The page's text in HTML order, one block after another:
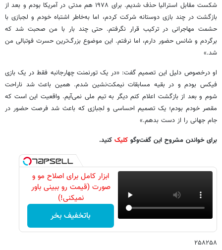
شکست مقابل استرالیا حذف شدیم. برای ۱۹۷۸ هم مدتی در آمریکا بودم و بعد از
بازگشت در چند بازی دوستانه شرکت کردم، اما به‌خاطر اشتباه خودم و لجبازی با
حشمت مهاجرانی در ترکیب قرار نگرفتم. حتی چند بار با من صحبت شد که
برگردم و شانس حضور دارم، اما نرفتم. این موضوع بزرگ‌ترین حسرت فوتبالی من
شد.»
او درخصوص دلیل این تصمیم گفت: «در یک تورنمنت چهارجانبه فقط در یک بازی
فیکس بودم و در بقیه مسابقات نیمکت‌نشین شدم. همین باعث شد ناراحت
شوم و بعد از بازگشت اعلام کنم دیگر به تیم ملی نمی‌آیم. واقعیت این است که
مقصر خودم بودم؛ یک تصمیم احساسی و لجبازی که باعث شد فرصت حضور در
جام جهانی را از دست بدهم.»
برای خواندن مشروح این گفت‌وگو کلیک کنید.
ابزار کامل برای اصلاح مو و
صورت (قیمت رو ببینی باور
نمیکنی!)
باتخفیف بخر
۲۵۸۲۵۸